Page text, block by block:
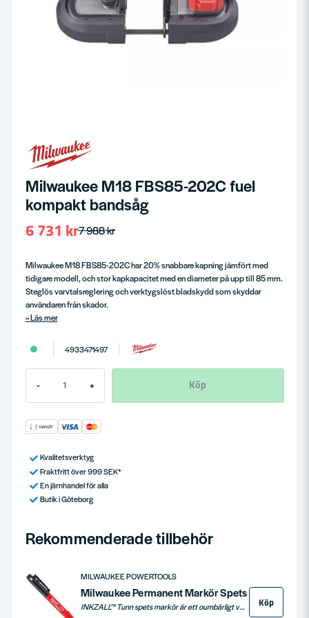
Milwaukee M18 FBS85-202C fuel
kompakt bandsåg
7 988 kr
6 731 kr
Milwaukee M18 FBS85-202C har 20% snabbare kapning jämfört med
tidigare modell, och stor kapkapacitet med en diameter på upp till 85 mm.
Steglös varvtalsreglering och verktygslöst bladskydd som skyddar
användaren från skador.
Läs mer
4933471497
- + Köp
Kvalitetsverktyg
Fraktfritt över 999 SEK*
En järnhandel för alla
Butik i Göteborg
Rekommenderade tillbehör
MILWAUKEE POWERTOOLS
Milwaukee Permanent Markör Spets
INKZALL™ Tunn spets markör är ett oumbärligt verktyg för bygg- och kontorsmiljöer, med en hållbar spets som förblir skarp och motstår tryck. Idealisk för markering på grova ytor som betong, samt på trä, metall, plywood och plast. Markören har snabbverkande bläck, fungerar även efter 72 timmar utan kork och är utrustad med praktiska fästen och hål för enkel hantering och förvaring. Köp